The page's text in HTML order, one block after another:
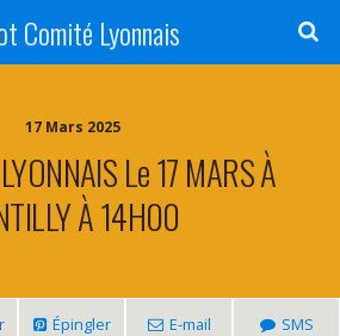
Comité Lyonnais
17 Mars 2025
Le 17 MARS À
À 14H00
Épingler E-mail SMS